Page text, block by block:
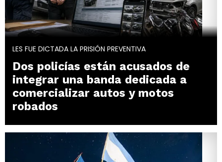
LES FUE DICTADA LA PRISIÓN PREVENTIVA
Dos policías están acusados de
integrar una banda dedicada a
comercializar autos y motos
robados